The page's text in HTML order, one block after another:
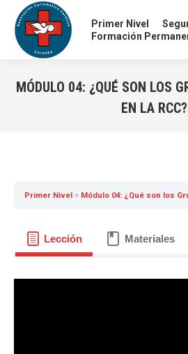
Primer Nivel
Formación
MÓDULO 04: ¿QUÉ SON LOS
EN LA
Primer Nivel Módulo 04: ¿Qué son los
Lección Materiales